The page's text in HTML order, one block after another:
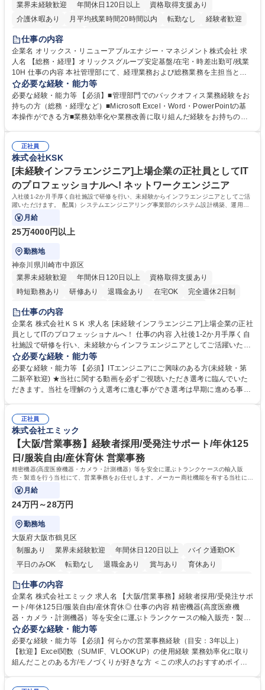
業界未経験歓迎
年間休日120日以上
資格取得支援あり
介護休暇あり
月平均残業時間20時間以内 転勤なし
経験者歓迎
研修あり
在宅OK
駅近5分以内
資格取得手当あり 土日祝休み
仕事の内容
企業名 オリックス・リニューアブルエナジー・マネジメント株式会社 求
人名 【総務・経理】オリックスグループ安定基盤/在宅・時差出勤可/残業
10H 仕事の内容 本社管理部にて、経理業務および総務業務を主担当とし
てご担当いただきます。 日常的な支払処理や決算業務などの経理業務に加
え、車両管理・書類管理・本社設備管理や安全対策など幅広い総務業務も
お任せします。 業務効率化や業務改善の提案・推進にも積極的に取り組ん
でいただくことを期待しています。 【総務】※実務業務における業務改善
設備の保守点検、発注)■安全健康管理(オフィス内の安全衛生管理、BCP
対応等)■業務効率化・改善の企画推進 ※その他労働条件の備考へ続く 募
集職種 【総務・経理】オリックスグループ安定基盤/在宅・時差出勤可/残
業10H
必要な経験・能力等
必要な経験・能力等 【必須】■管理部門でのバックオフィス業務経験をお
持ちの方（総務・経理など）■Microsoft Excel・Word・PowerPointの基
本操作ができる方■業務効率化や業務改善に取り組んだ経験をお持ちの方
める方 【魅力】■オリックスの100%子会社という強固な経営基盤のもと
長期間安心して働ける環境です ■時差出勤や一部在宅勤務が可能であり月
平均残業時間も10時間程度とワークライフバランスを重視した働き方が実
現できます 学歴・資格 学歴：大学院 大学 高専 短大 専修学校 高校 語学
力： 資格：
正社員
株式会社KSK
[未経験インフラエンジニア]上場企業の正社員としてIT
のプロフェッショナルへ! ネットワークエンジニア
入社後1-2か月手厚く自社施設で研修を行い、未経験からインフラエンジニアとしてご活
躍いただけます。 配属）システムエンジニアリング事業部のシステム設計構築、運用保
守
月給
25万4000円以上
勤務地
神奈川県川崎市中原区
業界未経験歓迎
年間休日120日以上
資格取得支援あり
時短勤務あり
研修あり 退職金あり 在宅OK
完全週休2日制
交通費支給
仕事の内容
企業名 株式会社ＫＳＫ 求人名 [未経験インフラエンジニア]上場企業の正社
員としてITのプロフェッショナルへ！ 仕事の内容 入社後1-2か月手厚く自
社施設で研修を行い、未経験からインフラエンジニアとしてご活躍いただ
けます。 配属）システムエンジニアリング事業部のシステム設計構築、運
用保守 【未経験でも上流工程にチャレンジ可能！】■未経験からエンジニ
アになる場合、多くの企業は監視や保守のみの案件からスタートとなりま
すが、本ポジションは入社後上流工程(設計や構築業務等)からスタートす
もあり、風通しのよさも魅力です。 募集職種 [未経験インフラエンジニア]
上場企業の正社員としてITのプロフェッショナルへ！
必要な経験・能力等
必要な経験・能力等 【必須】ITエンジニアにご興味のある方(未経験・第
二新卒歓迎) ★当社に関する動画を必ずご視聴いただき選考に臨んでいた
だきます。当社を理解のうえ選考に進む事ができ選考は早期に進める事が
連機器も自社で購入。教育投資約4億円（売上高比率2％）。社員一人当た
り教育費は日本の全上場企業ベスト10に入ります。 【定年まで働ける会
社】年間数名の定年退職者がいます。最終出社日には本社で花束贈呈を
し、お見送りをするというセレモニーをお一人ずつ行っています。 学歴・
資格 学歴：大学院 大学 高専 短大 専修学校 語学力： 資格：基本情報技術
者
正社員
株式会社エミック
【大阪/営業事務】経験者採用/受発注サポート/年休125
日/服装自由/産休育休 営業事務
精密機器(高度医療機器・カメラ・計測機器）等を安全に運ぶトランクケースの輸入販
売・製造を行う当社にて、営業事務をお任せします。メーカー商社機能を有する当社に
て、ご経験を活かしていただきます。
月給
24万円～28万円
勤務地
大阪府大阪市鶴見区
制服あり
業界未経験歓迎 年間休日120日以上
バイク通勤OK
平日のみOK
転勤なし 退職金あり 賞与あり
育休あり
完全週休2日制
仕事の内容
企業名 株式会社エミック 求人名 【大阪/営業事務】経験者採用/受発注サポ
ート/年休125日/服装自由/産休育休◎ 仕事の内容 精密機器(高度医療機
器・カメラ・計測機器）等を安全に運ぶトランクケースの輸入販売・製造
を行う当社にて、営業事務をお任せします。メーカー商社機能を有する当
社にて、ご経験を活かしていただきます。 ・営業サポート（見積回答・資
料作成・納期回答） ・お客様対応（電話・メール） ・システム入力（各
帳票入力発行・売上仕入計上） ・受発注対応（在庫管理・出入荷対応）
必要な経験・能力等
必要な経験・能力等 【必須】何らかの営業事務経験（目安：3年以上）
【歓迎】Excel関数（SUMIF、VLOOKUP）の使用経験 業務効率化に取り
組んだことのある方/モノづくりが好きな方 ＜この求人のおすすめポイン